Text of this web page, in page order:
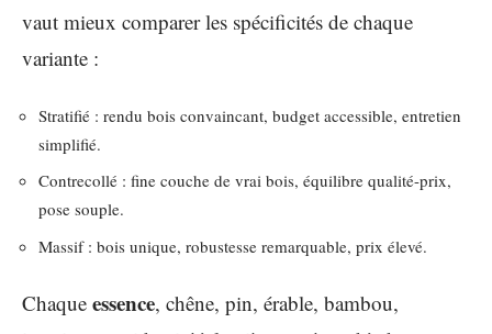
vaut mieux comparer les spécificités de chaque
variante :
Stratifié : rendu bois convaincant, budget accessible, entretien
simplifié.
Contrecollé : fine couche de vrai bois, équilibre qualité-prix,
pose souple.
Massif : bois unique, robustesse remarquable, prix élevé.
Chaque essence, chêne, pin, érable, bambou,